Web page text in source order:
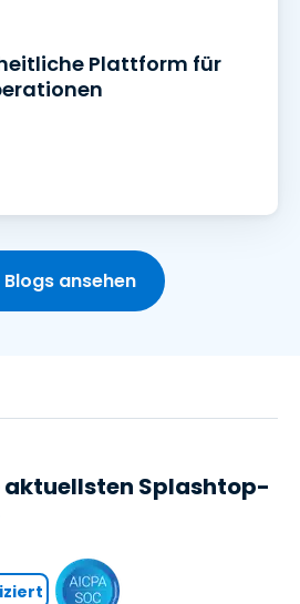
Plattform für
Blogs ansehen
aktuellsten Splashtop-